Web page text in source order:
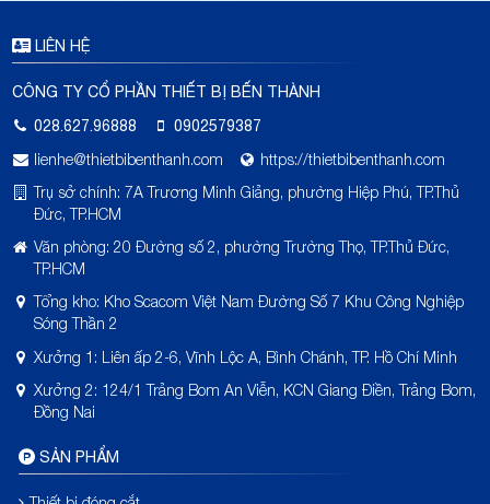
LIÊN HỆ
CÔNG TY CỔ PHẦN THIẾT BỊ BẾN THÀNH
028.627.96888
0902579387
lienhe@thietbibenthanh.com
https://thietbibenthanh.com
Trụ sở chính: 7A Trương Minh Giảng, phường Hiệp Phú, TP.Thủ
Đức, TP.HCM
Văn phòng: 20 Đường số 2, phường Trường Thọ, TP.Thủ Đức,
TP.HCM
Tổng kho: Kho Scacom Việt Nam Đường Số 7 Khu Công Nghiệp
Sóng Thần 2
Xưởng 1: Liên ấp 2-6, Vĩnh Lộc A, Bình Chánh, TP. Hồ Chí Minh
Xưởng 2: 124/1 Trảng Bom An Viễn, KCN Giang Điền, Trảng Bom,
Đồng Nai
SẢN PHẨM